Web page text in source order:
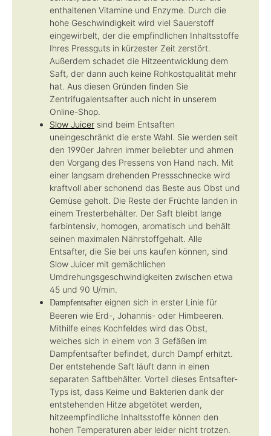
enthaltenen Vitamine und Enzyme. Durch die
hohe Geschwindigkeit wird viel Sauerstoff
eingewirbelt, der die empfindlichen Inhaltsstoffe
Ihres Pressguts in kürzester Zeit zerstört.
Außerdem schadet die Hitzeentwicklung dem
Saft, der dann auch keine Rohkostqualität mehr
hat. Aus diesen Gründen finden Sie
Zentrifugalentsafter auch nicht in unserem
Online-Shop.
Slow Juicer sind beim Entsaften
uneingeschränkt die erste Wahl. Sie werden seit
den 1990er Jahren immer beliebter und ahmen
den Vorgang des Pressens von Hand nach. Mit
einer langsam drehenden Pressschnecke wird
kraftvoll aber schonend das Beste aus Obst und
Gemüse geholt. Die Reste der Früchte landen in
einem Tresterbehälter. Der Saft bleibt lange
farbintensiv, homogen, aromatisch und behält
seinen maximalen Nährstoffgehalt. Alle
Entsafter, die Sie bei uns kaufen können, sind
Slow Juicer mit gemächlichen
Umdrehungsgeschwindigkeiten zwischen etwa
45 und 90 U/min.
Dampfentsafter eignen sich in erster Linie für
Beeren wie Erd-, Johannis- oder Himbeeren.
Mithilfe eines Kochfeldes wird das Obst,
welches sich in einem von 3 Gefäßen im
Dampfentsafter befindet, durch Dampf erhitzt.
Der entstehende Saft läuft dann in einen
separaten Saftbehälter. Vorteil dieses Entsafter-
Typs ist, dass Keime und Bakterien dank der
entstehenden Hitze abgetötet werden,
hitzeempfindliche Inhaltsstoffe können den
hohen Temperaturen aber leider nicht trotzen.